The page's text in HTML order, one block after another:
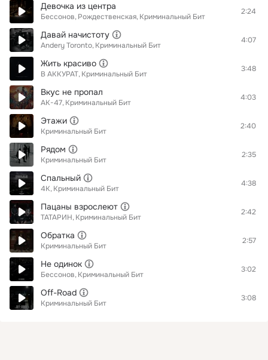
Девочка из центра
Бессонов Рождественская Криминальный Бит
2:24
Давай начистоту
Andery Toronto Криминальный Бит
4:07
Жить красиво
В АККУРАТ Криминальный Бит
3:48
Вкус не пропал
АК-47 Криминальный Бит
4:03
Этажи
Криминальный Бит
2:40
Рядом
Криминальный Бит
2:35
Спальный
4К Криминальный Бит
4:38
Пацаны взрослеют
ТАТАРИН Криминальный Бит
2:42
Обратка
Криминальный Бит
2:57
Не одинок
Бессонов Криминальный Бит
3:02
Off-Road
Криминальный Бит
3:08